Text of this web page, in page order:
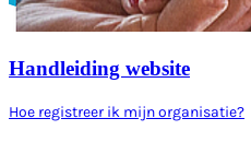
Handleiding website
Hoe registreer ik mijn organisatie?